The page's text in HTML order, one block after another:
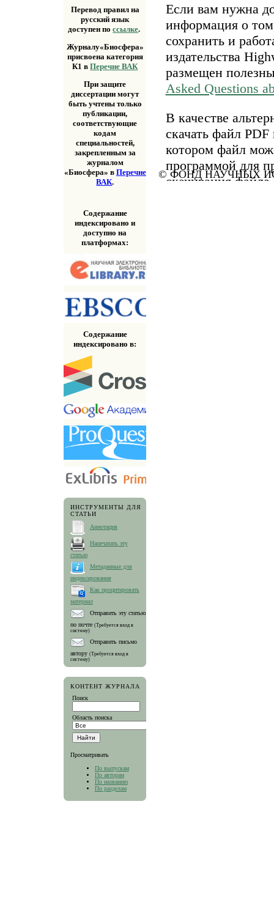
Перевод правил на
русский язык
доступен поссылке.
Журналу«Биосфера»
присвоена категория
К1 вПеречне ВАК
При защите
диссертации могут
быть учтены только
публикации,
соответствующие
кодам
специальностей,
закрепленным за
журналом
«Биосфера» в Перечне
ВАК.
Содержание
индексировано и
доступно на
платформах:
Содержание
индексировано в:
ИНСТРУМЕНТЫ ДЛЯ
СТАТЬИ
Аннотация
Напечатать эту
статью
Метаданные для
индексирования
Как процитировать
материал
Отправить эту статью
по почте (Требуется вход в
систему)
Отправить письмо
автору (Требуется вход в
систему)
КОНТЕНТ ЖУРНАЛА
Поиск
Область поиска
Просматривать
По выпускам
По авторам
По названию
По разделам
Если вам нужна
информация о
сохранить и
издательства
размещен
Asked Questions
В качестве
скачать файл
котором файл
программой для
скачивания
© ФОНД НАУЧНЫХ